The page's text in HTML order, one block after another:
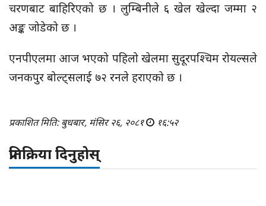
चरणबाट बाहिरिएको छ । लुम्बिनीले ६ खेल खेल्दा जम्मा २
अङ्क जोडेको छ ।
एनपीएलमा आज भएको पहिलो खेलमा सुदूरपश्चिम रोयल्सले
जनकपुरबोल्ट्सलाई ७२ रनले हराएको छ ।
प्रकाशित मिति: बुधबार, मंसिर २६, २०८१ १६:५२
प्रतिक्रिया दिनुहोस्